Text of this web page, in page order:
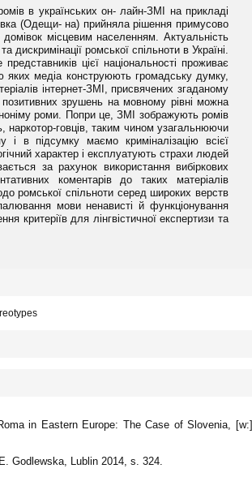
в українських он- лайн-ЗМІ на прикладі
(Одещи- на) прийняла рішення примусово
місцевим населенням. Актуальність
ромської спільноти в Україні.
цієї національності проживає
медіа конструюють громадську думку,
інтернет-ЗМІ, присвячених згаданому
позитивних зрушень на мовному рівні можна
роми. Попри це, ЗМІ зображують ромів
наркотор-говців, таким чином узагальнюючи
і в підсумку маємо криміналізацію всієї
характер і експлуатують страхи людей
за рахунок використання вибіркових
коментарів до таких матеріалів
ромської спільноти серед широких верств
мови ненависті й функціонування
критеріїв для лінгвістичної експертизи та
in Eastern Europe: The Case of Slovenia, [w:]
Godlewska, Lublin 2014, s. 324.